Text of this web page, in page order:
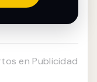
en Publicidad